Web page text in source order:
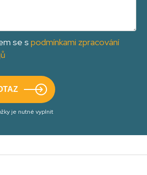
se spodmínkami zpracování
je nutné vyplnit